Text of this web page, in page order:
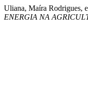
Uliana, Maíra
ENERGIA NA